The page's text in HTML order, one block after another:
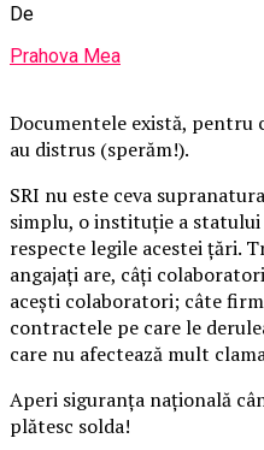
De
Prahova Mea
Documentele există, pentru
au distrus (sperăm!).
SRI nu este ceva
simplu, o instituţie a
respecte legile acestei ţări.
angajaţi are, câţi
aceşti colaboratori; câte
contractele pe care le
care nu afectează mult
Aperi siguranţa naţională
plătesc solda!